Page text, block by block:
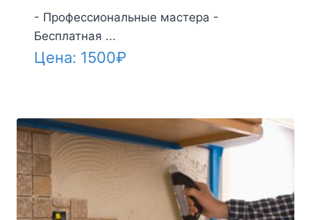
- Профессиональные мастера -
Бесплатная ...
Цена: 1500₽